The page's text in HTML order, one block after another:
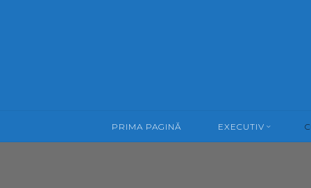
PRIMA PAGINĂ EXECUTIV